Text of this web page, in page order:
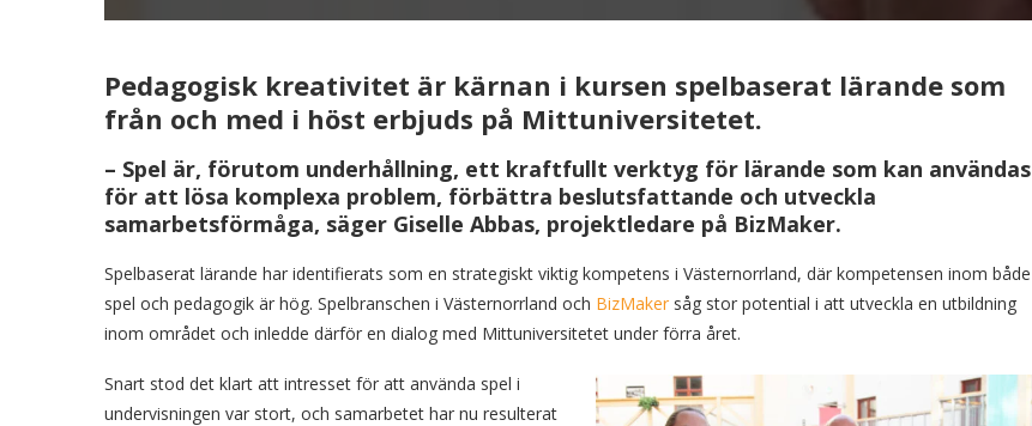
Pedagogisk kreativitet är kärnan i kursen spelbaserat lärande som
från och med i höst erbjuds på Mittuniversitetet.
– Spel är, förutom underhållning, ett kraftfullt verktyg för lärande som kan användas
för att lösa komplexa problem, förbättra beslutsfattande och utveckla
samarbetsförmåga, säger Giselle Abbas, projektledare på BizMaker.
Spelbaserat lärande har identifierats som en strategiskt viktig kompetens i Västernorrland, där kompetensen inom både
spel och pedagogik är hög. Spelbranschen i Västernorrland och BizMaker såg stor potential i att utveckla en utbildning
inom området och inledde därför en dialog med Mittuniversitetet under förra året.
Snart stod det klart att intresset för att använda spel i
undervisningen var stort, och samarbetet har nu resulterat